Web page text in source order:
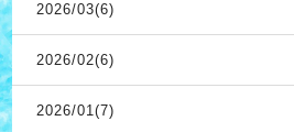
2026/03(6)
2026/02(6)
2026/01(7)